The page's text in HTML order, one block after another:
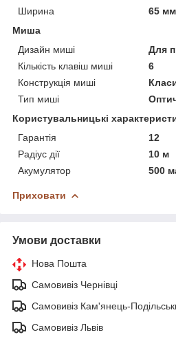
Ширина
65 мм
Миша
Дизайн миші
Для
Кількість клавіш миші
6
Конструкція миші
Тип миші
Користувальницькі
Гарантія
12
Радіус дії
10 м
Акумулятор
500
Приховати
Умови доставки
Нова Пошта
Самовивіз Чернівці
Самовивіз Кам'янець-
Самовивіз Львів